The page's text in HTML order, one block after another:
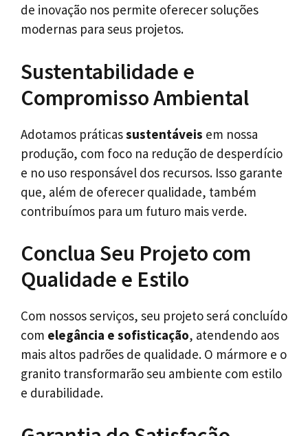
de inovação nos permite oferecer soluções
modernas para seus projetos.
Sustentabilidade e
Compromisso Ambiental
Adotamos práticassustentáveis em nossa
produção, com foco na redução de desperdício
e no uso responsável dos recursos. Isso garante
que, além de oferecer qualidade, também
contribuímos para um futuro mais verde.
Conclua Seu Projeto com
Qualidade e Estilo
Com nossos serviços, seu projeto será concluído
com elegância e sofisticação, atendendo aos
mais altos padrões de qualidade. O mármore e o
granito transformarão seu ambiente com estilo
e durabilidade.